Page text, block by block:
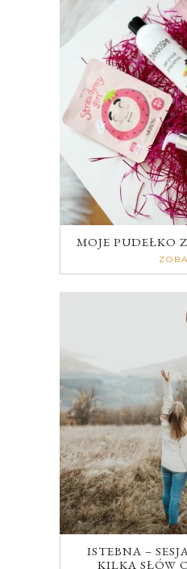
MOJE PUDEŁKO
ISTEBNA –
KILKA SŁÓW